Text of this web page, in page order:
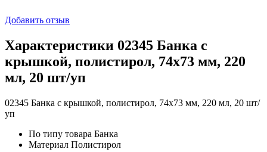
Добавить отзыв
Характеристики 02345 Банка с
крышкой, полистирол, 74х73 мм, 220
мл, 20 шт/уп
02345 Банка с крышкой, полистирол, 74х73 мм, 220 мл, 20 шт/
уп
По типу товара Банка
Материал Полистирол